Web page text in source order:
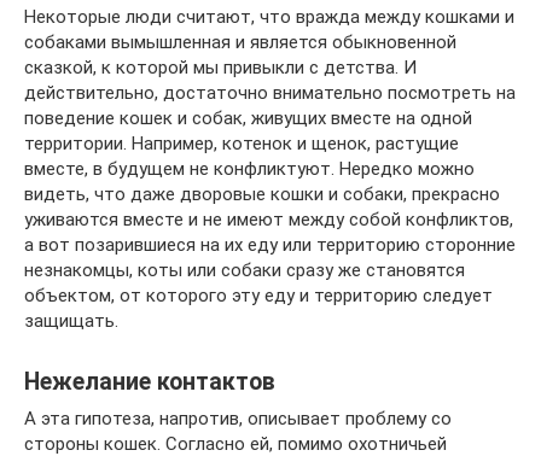
Некоторые люди считают, что вражда между кошками и
собаками вымышленная и является обыкновенной
сказкой, к которой мы привыкли с детства. И
действительно, достаточно внимательно посмотреть на
поведение кошек и собак, живущих вместе на одной
территории. Например, котенок и щенок, растущие
вместе, в будущем не конфликтуют. Нередко можно
видеть, что даже дворовые кошки и собаки, прекрасно
уживаются вместе и не имеют между собой конфликтов,
а вот позарившиеся на их еду или территорию сторонние
незнакомцы, коты или собаки сразу же становятся
объектом, от которого эту еду и территорию следует
защищать.
Нежелание контактов
А эта гипотеза, напротив, описывает проблему со
стороны кошек. Согласно ей, помимо охотничьей